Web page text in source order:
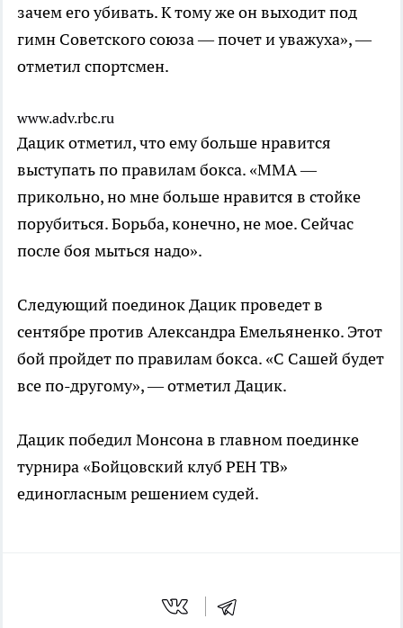
зачем его убивать. К тому же он выходит под
гимн Советского союза — почет и уважуха», —
отметил спортсмен.
www.adv.rbc.ru
Дацик отметил, что ему больше нравится
выступать по правилам бокса. «ММА —
прикольно, но мне больше нравится в стойке
порубиться. Борьба, конечно, не мое. Сейчас
после боя мыться надо».
Следующий поединок Дацик проведет в
сентябре против Александра Емельяненко. Этот
бой пройдет по правилам бокса. «С Сашей будет
все по-другому», — отметил Дацик.
Дацик победил Монсона в главном поединке
турнира «Бойцовский клуб РЕН ТВ»
единогласным решением судей.